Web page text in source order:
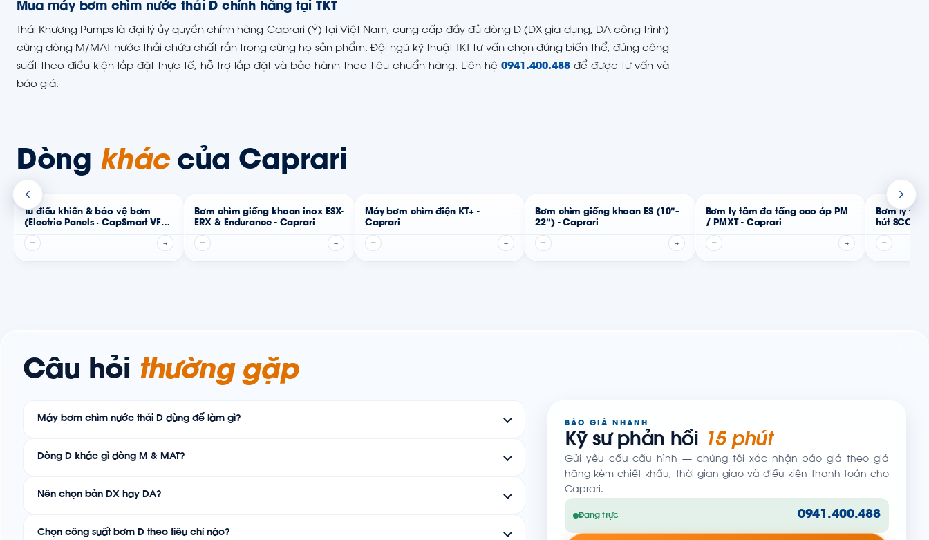
Mua máy bơm chìm nước thải D chính hãng tại TKT
Thái Khương Pumps là đại lý ủy quyền chính hãng Caprari (Ý) tại Việt Nam, cung cấp đầy đủ dòng D (DX gia dụng, DA công trình)
cùng dòng M/MAT nước thải chứa chất rắn trong cùng họ sản phẩm. Đội ngũ kỹ thuật TKT tư vấn chọn đúng biến thể, đúng công
suất theo điều kiện lắp đặt thực tế, hỗ trợ lắp đặt và bảo hành theo tiêu chuẩn hãng. Liên hệ 0941.400.488 để được tư vấn và
báo giá.
Dòng kháccủa Caprari
Tủ điều khiển & bảo vệ bơm
(Electric Panels · CapSmart VFD)
- Caprari
—
→
Bơm chìm giếng khoan inox ESX-
ERX & Endurance - Caprari
— →
Máy bơm chìm điện KT+ -
Caprari
— →
Bơm chìm giếng khoan ES (10″–
22″) - Caprari
— →
Bơm ly tâm đa tầng cao áp PM
/ PMXT - Caprari
— →
Bơm ly
hút SCC -
—
Câu hỏi thường gặp
Máy bơm chìm nước thải D dùng để làm gì?
Dòng D khác gì dòng M & MAT?
Nên chọn bản DX hay DA?
Chọn công suất bơm D theo tiêu chí nào?
BÁO GIÁ NHANH
Kỹ sư phản hồi 15 phút
Gửi yêu cầu cấu hình — chúng tôi xác nhận báo giá theo giá
hãng kèm chiết khấu, thời gian giao và điều kiện thanh toán cho
Caprari.
Đang trực 0941.400.488